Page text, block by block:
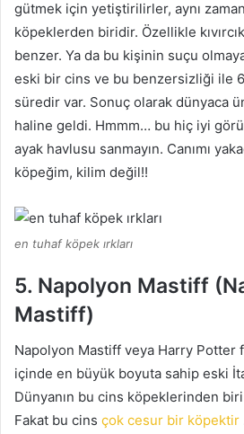
gütmek için yetiştirilirler, aynı
köpeklerden biridir. Özellikle
benzer. Ya da bu kişinin suçu
eski bir cins ve bu benzersizliği ile
süredir var. Sonuç olarak dünyaca
haline geldi. Hmmm… bu hiç iyi
ayak havlusu sanmayın. Canımı
köpeğim, kilim değil!!
en tuhaf köpek ırkları
5. Napolyon Mastiff
Mastiff)
Napolyon Mastiff veya Harry Potter
içinde en büyük boyuta sahip eski
Dünyanın bu cins köpeklerinden biri
Fakat bu cins çok cesur bir köpektir